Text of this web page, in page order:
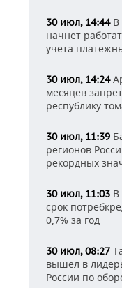
30 июл, 14:44В
начнет
учета
30 июл, 14:24
месяцев
республику
30 июл, 11:39
регионов
рекордных
30 июл, 11:03 В
срок
0,7% за год
30 июл, 08:27
вышел в
России по